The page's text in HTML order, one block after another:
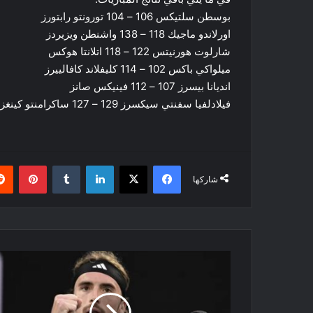
بوسطن سلتيكس 106 – 104 تورونتو رابتورز
اورلاندو ماجيك 118 – 138 واشنطن ويزيردز
شارلوت هورنيتس 122 – 118 اتلانتا هوكس
ميلواكي باكس 102 – 114 كليفلاند كافالييرز
انديانا بيسرز 107 – 112 فينيكس صانز
فيلادلفيا سفنتي سيكسرز 129 – 127 ساكرامنتو كينغز
شاركها
فيسبوك ‫X لينكدإن